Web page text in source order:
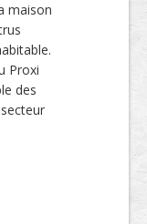
maison
Proxi
des